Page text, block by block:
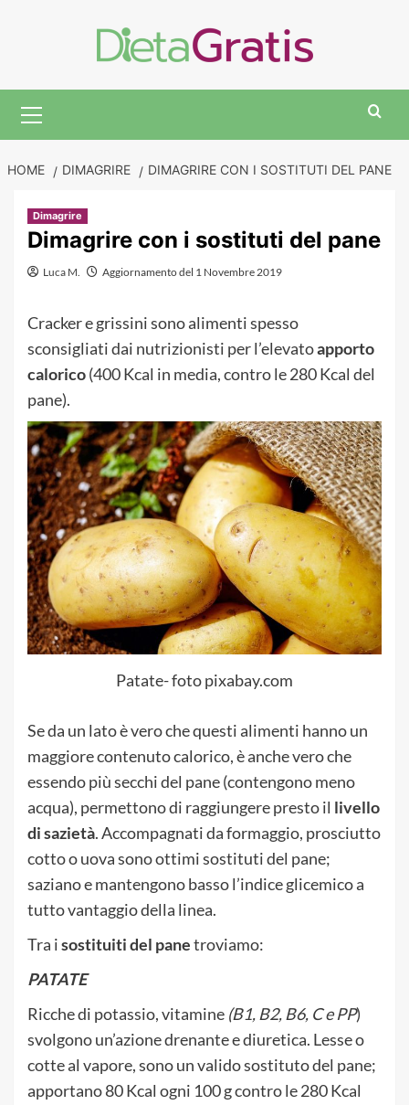
Menu
HOME DIMAGRIRE DIMAGRIRE CON I SOSTITUTI DEL PANE
Dimagrire
Dimagrire con i sostituti del pane
Luca M. Aggiornamento del 1 Novembre 2019
Cracker e grissini sono alimenti spesso
sconsigliati dai nutrizionisti per l’elevatoapporto
calorico(400 Kcal in media, contro le 280 Kcal del
pane).
Patate- foto pixabay.com
Se da un lato è vero che questi alimenti hanno un
maggiore contenuto calorico, è anche vero che
essendo più secchi del pane (contengono meno
acqua), permettono di raggiungere presto il livello
di sazietà. Accompagnati da formaggio, prosciutto
cotto o uova sono ottimi sostituti del pane;
saziano e mantengono basso l’indice glicemico a
tutto vantaggio della linea.
Tra isostituiti del panetroviamo:
PATATE
Ricche di potassio, vitamine (B1, B2, B6, C e PP)
svolgono un’azione drenante e diuretica. Lesse o
cotte al vapore, sono un valido sostituto del pane;
apportano 80 Kcal ogni 100 g contro le 280 Kcal